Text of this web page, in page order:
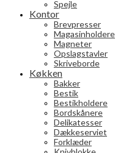
Spejle
Kontor
Brevpresser
Magasinholdere
Magneter
Opslagstavler
Skriveborde
Køkken
Bakker
Bestik
Bestikholdere
Bordskånere
Delikatesser
Dækkeserviet
Forklæder